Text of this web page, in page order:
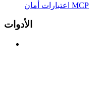
اعتبارات أمان MCP
الأدوات